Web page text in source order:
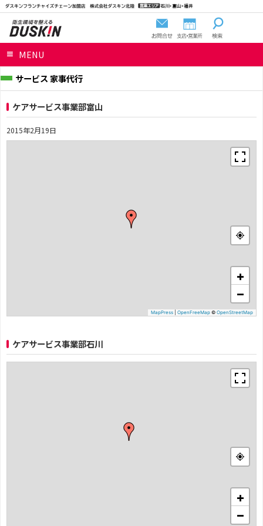
MENU
サービス 家事代行
ケアサービス事業部富山
2015年2月19日
+
−
MapPress OpenFreeMap © OpenStreetMap
ケアサービス事業部石川
+
−